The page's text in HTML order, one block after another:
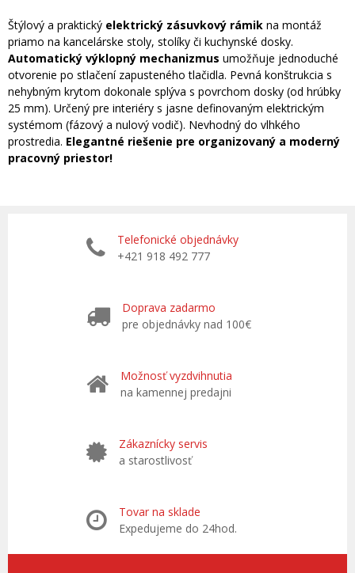
Štýlový a praktický elektrický zásuvkový rámik na montáž
priamo na kancelárske stoly, stolíky či kuchynské dosky.
Automatický výklopný mechanizmus umožňuje jednoduché
otvorenie po stlačení zapusteného tlačidla. Pevná konštrukcia s
nehybným krytom dokonale splýva s povrchom dosky (od hrúbky
25 mm). Určený pre interiéry s jasne definovaným elektrickým
systémom (fázový a nulový vodič). Nevhodný do vlhkého
prostredia. Elegantné riešenie pre organizovaný a moderný
pracovný priestor!
Telefonické objednávky
+421 918 492 777
Doprava zadarmo
pre objednávky nad 100€
Možnosť vyzdvihnutia
na kamennej predajni
Zákaznícky servis
a starostlivosť
Tovar na sklade
Expedujeme do 24hod.